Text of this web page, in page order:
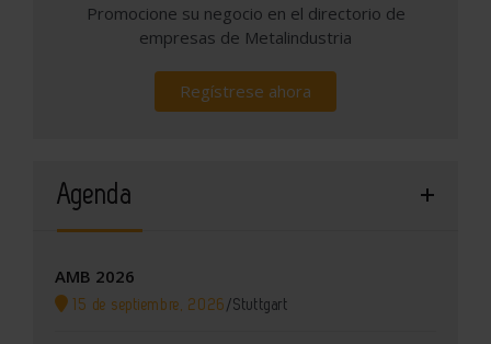
Promocione su negocio en el directorio de
empresas de Metalindustria
Regístrese ahora
Agenda
AMB 2026
15 de septiembre, 2026 /Stuttgart